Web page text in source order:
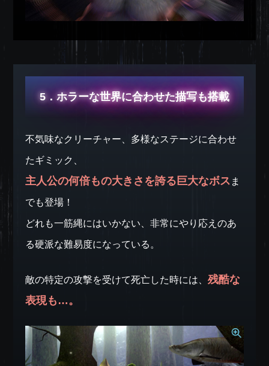
5．ホラーな世界に合わせた描写も搭載
不気味なクリーチャー、多様なステージに合わせ
たギミック、
主人公の何倍もの大きさを誇る巨大なボス ま
でも登場！
どれも一筋縄にはいかない、非常にやり応えのあ
る硬派な難易度になっている。
敵の特定の攻撃を受けて死亡した時には、残酷な
表現も…。